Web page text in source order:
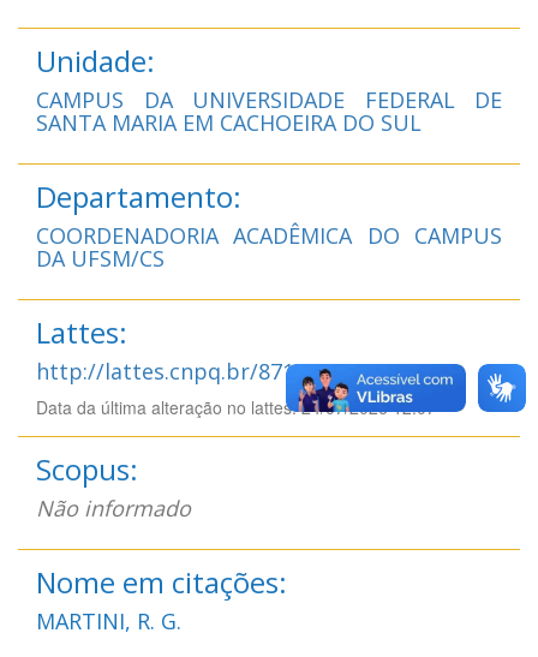
Unidade:
CAMPUS DA UNIVERSIDADE FEDERAL DE
SANTA MARIA EM CACHOEIRA DO SUL
Departamento:
COORDENADORIA ACADÊMICA DO CAMPUS
DA UFSM/CS
Lattes:
http://lattes.cnpq.br/8710772034085679
Data da última alteração no lattes: 24/07/2026 12:07
Scopus:
Não informado
Nome em citações:
MARTINI, R. G.